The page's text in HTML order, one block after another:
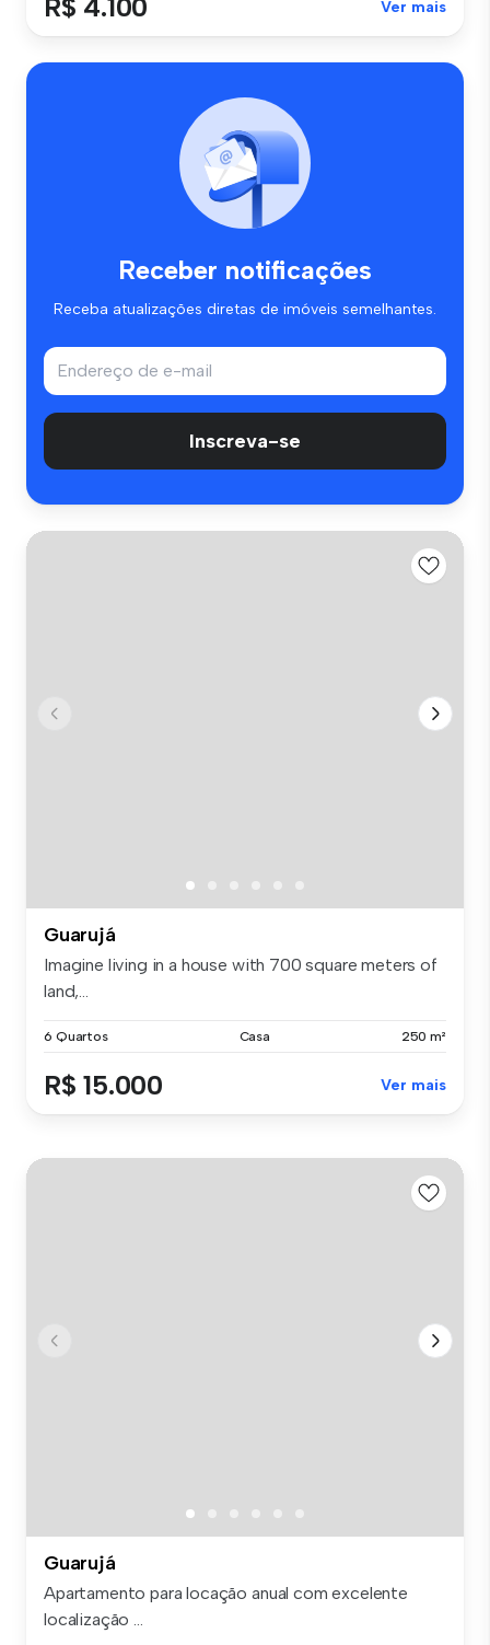
R$ 4.100 Ver mais
Receber notificações
Receba atualizações diretas de imóveis semelhantes.
Inscreva-se
Guarujá
Imagine living in a house with 700 square meters of
land,...
6 Quartos Casa 250 m²
R$ 15.000 Ver mais
Guarujá
Apartamento para locação anual com excelente
localização ...